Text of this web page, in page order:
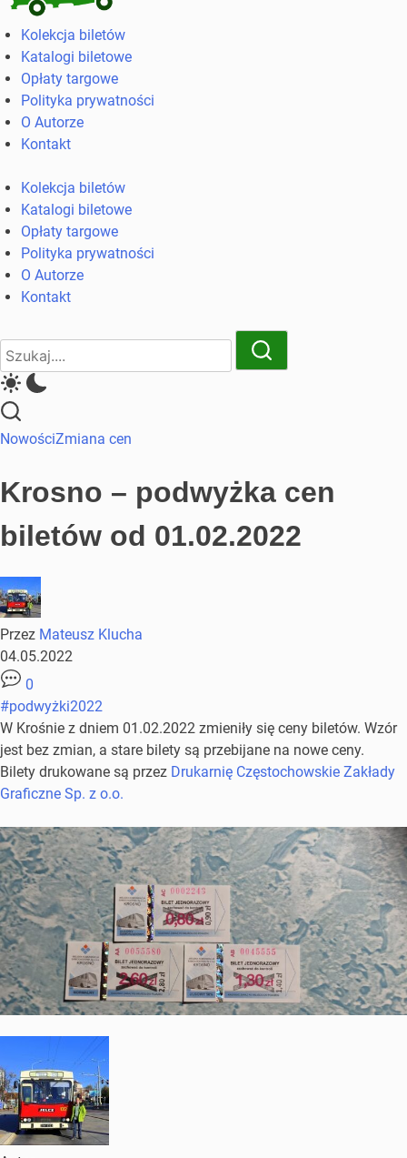
Kolekcja
biletów
komunikacji
miejskiej
kolejowych
Kolekcja biletów
Katalogi biletowe
Opłaty targowe
Polityka prywatności
O Autorze
Kontakt
Kolekcja biletów
Katalogi biletowe
Opłaty targowe
Polityka prywatności
O Autorze
Kontakt
Close
Search
Search
NowościZmiana cen
Krosno – podwyżka cen
biletów od 01.02.2022
Przez Mateusz Klucha
04.05.2022
0
#podwyżki2022
W Krośnie z dniem 01.02.2022 zmieniły się ceny biletów. Wzór
jest bez zmian, a stare bilety są przebijane na nowe ceny.
Bilety drukowane są przez Drukarnię Częstochowskie Zakłady
Graficzne Sp. z o.o.